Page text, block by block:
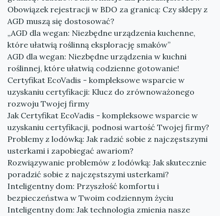
Obowiązek rejestracji w BDO za granicą: Czy sklepy z
AGD muszą się dostosować?
„AGD dla wegan: Niezbędne urządzenia kuchenne,
które ułatwią roślinną eksplorację smaków”
AGD dla wegan: Niezbędne urządzenia w kuchni
roślinnej, które ułatwią codzienne gotowanie!
Certyfikat EcoVadis - kompleksowe wsparcie w
uzyskaniu certyfikacji: Klucz do zrównoważonego
rozwoju Twojej firmy
Jak Certyfikat EcoVadis - kompleksowe wsparcie w
uzyskaniu certyfikacji, podnosi wartość Twojej firmy?
Problemy z lodówką: Jak radzić sobie z najczęstszymi
usterkami i zapobiegać awariom?
Rozwiązywanie problemów z lodówką: Jak skutecznie
poradzić sobie z najczęstszymi usterkami?
Inteligentny dom: Przyszłość komfortu i
bezpieczeństwa w Twoim codziennym życiu
Inteligentny dom: Jak technologia zmienia nasze